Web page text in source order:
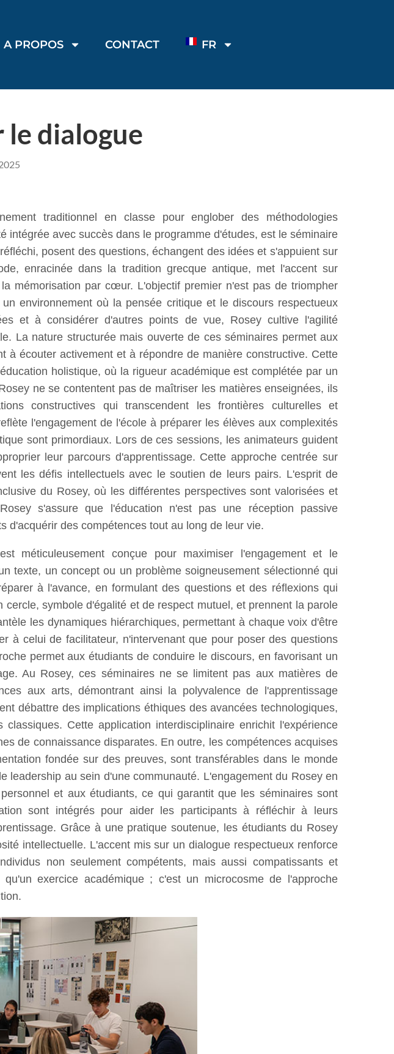
A PROPOS CONTACT FR
dialogue
traditionnel en classe pour englober des méthodologies
avec succès dans le programme d'études, est le séminaire
posent des questions, échangent des idées et s'appuient sur
enracinée dans la tradition grecque antique, met l'accent sur
mémorisation par cœur. L'objectif premier n'est pas de triompher
environnement où la pensée critique et le discours respectueux
et à considérer d'autres points de vue, Rosey cultive l'agilité
La nature structurée mais ouverte de ces séminaires permet aux
à écouter activement et à répondre de manière constructive. Cette
holistique, où la rigueur académique est complétée par un
ne se contentent pas de maîtriser les matières enseignées, ils
constructives qui transcendent les frontières culturelles et
l'engagement de l'école à préparer les élèves aux complexités
sont primordiaux. Lors de ces sessions, les animateurs guident
leur parcours d'apprentissage. Cette approche centrée sur
les défis intellectuels avec le soutien de leurs pairs. L'esprit de
du Rosey, où les différentes perspectives sont valorisées et
s'assure que l'éducation n'est pas une réception passive
d'acquérir des compétences tout au long de leur vie.
méticuleusement conçue pour maximiser l'engagement et le
texte, un concept ou un problème soigneusement sélectionné qui
à l'avance, en formulant des questions et des réflexions qui
symbole d'égalité et de respect mutuel, et prennent la parole
les dynamiques hiérarchiques, permettant à chaque voix d'être
à celui de facilitateur, n'intervenant que pour poser des questions
permet aux étudiants de conduire le discours, en favorisant un
Au Rosey, ces séminaires ne se limitent pas aux matières de
aux arts, démontrant ainsi la polyvalence de l'apprentissage
débattre des implications éthiques des avancées technologiques,
Cette application interdisciplinaire enrichit l'expérience
de connaissance disparates. En outre, les compétences acquises
fondée sur des preuves, sont transférables dans le monde
leadership au sein d'une communauté. L'engagement du Rosey en
et aux étudiants, ce qui garantit que les séminaires sont
sont intégrés pour aider les participants à réfléchir à leurs
Grâce à une pratique soutenue, les étudiants du Rosey
intellectuelle. L'accent mis sur un dialogue respectueux renforce
non seulement compétents, mais aussi compatissants et
exercice académique ; c'est un microcosme de l'approche